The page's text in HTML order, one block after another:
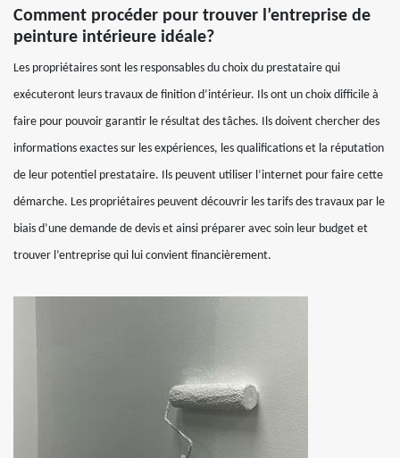
Comment procéder pour trouver l’entreprise de
peinture intérieure idéale?
Les propriétaires sont les responsables du choix du prestataire qui
exécuteront leurs travaux de finition d’intérieur. Ils ont un choix difficile à
faire pour pouvoir garantir le résultat des tâches. Ils doivent chercher des
informations exactes sur les expériences, les qualifications et la réputation
de leur potentiel prestataire. Ils peuvent utiliser l’internet pour faire cette
démarche. Les propriétaires peuvent découvrir les tarifs des travaux par le
biais d’une demande de devis et ainsi préparer avec soin leur budget et
trouver l’entreprise qui lui convient financièrement.